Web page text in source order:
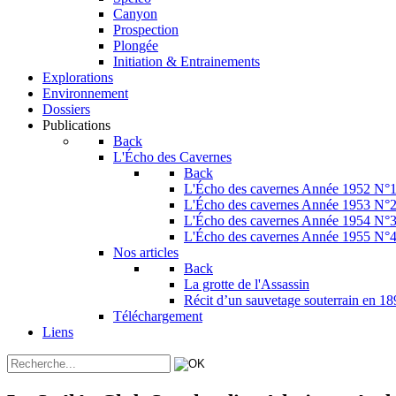
Canyon
Prospection
Plongée
Initiation & Entrainements
Explorations
Environnement
Dossiers
Publications
Back
L'Écho des Cavernes
Back
L'Écho des cavernes Année 1952 N°1
L'Écho des cavernes Année 1953 N°2
L'Écho des cavernes Année 1954 N°3
L'Écho des cavernes Année 1955 N°4
Nos articles
Back
La grotte de l'Assassin
Récit d’un sauvetage souterrain en
Téléchargement
Liens